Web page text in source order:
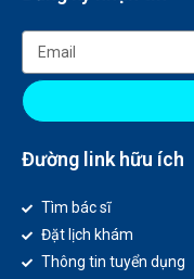
Đường link hữu ích
Tìm bác sĩ
Đặt lịch khám
Thông tin tuyển dụng